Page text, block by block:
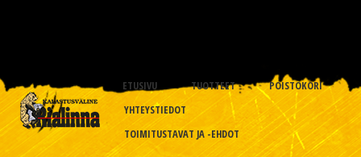
ETUSIVU TUOTTEET
POISTOKORI
YHTEYSTIEDOT
TOIMITUSTAVAT JA -EHDOT